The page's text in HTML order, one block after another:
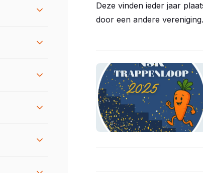
Deze vinden ieder jaar
door een andere vereniging.